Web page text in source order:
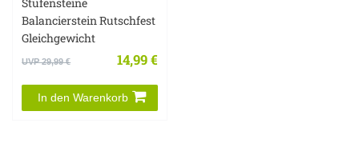
Balancierstein Rutschfest
Gleichgewicht
UVP 29,99 € 14,99 €
In den Warenkorb